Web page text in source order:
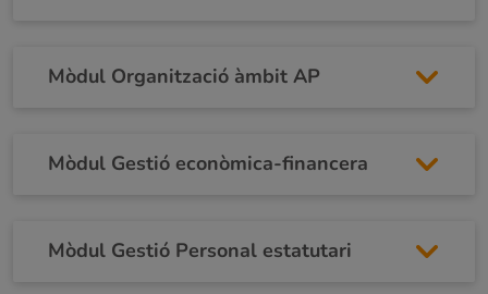
Mòdul Organització àmbit AP
Mòdul Gestió econòmica-financera
Mòdul Gestió Personal estatutari